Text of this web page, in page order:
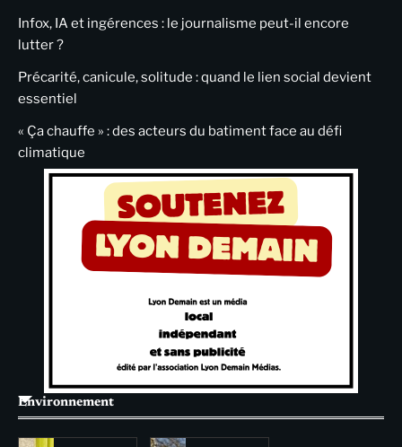
Infox, IA et ingérences : le journalisme peut-il encore
lutter ?
Précarité, canicule, solitude : quand le lien social devient
essentiel
« Ça chauffe » : des acteurs du batiment face au défi
climatique
Environnement